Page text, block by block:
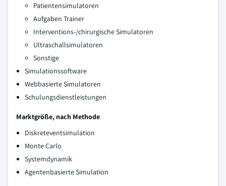
Patientensimulatoren
Aufgaben Trainer
Interventions-/chirurgische Simulatoren
Ultraschallsimulatoren
Sonstige
Simulationssoftware
Webbasierte Simulatoren
Schulungsdienstleistungen
Marktgröße, nach Methode
Diskreteventsimulation
Monte Carlo
Systemdynamik
Agentenbasierte Simulation